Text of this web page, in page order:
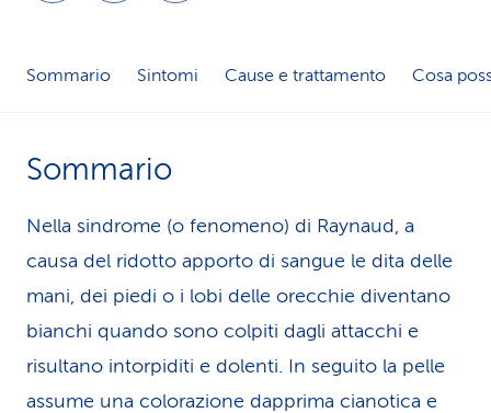
v
i
z
i
o
Sommario Sintomi Cause e trattamento Cosa
Sommario
Nella sindrome (o fenomeno) di Raynaud, a
causa del ridotto apporto di sangue le dita delle
mani, dei piedi o i lobi delle orecchie diventano
bianchi quando sono colpiti dagli attacchi e
risultano intorpiditi e dolenti. In seguito la pelle
assume una colorazione dapprima cianotica e